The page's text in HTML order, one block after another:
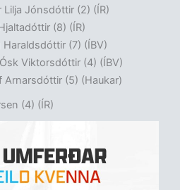
Jónsdóttir (2) (ÍR)
(8) (ÍR)
(7) (ÍBV)
Viktorsdóttir (4) (ÍBV)
Arnarsdóttir (5) (Haukar)
(4) (ÍR)